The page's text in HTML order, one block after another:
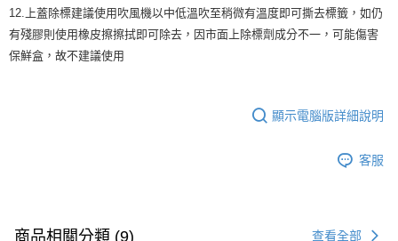
12.上蓋除標建議使用吹風機以中低溫吹至稍微有溫度即可撕去標籤，如仍
有殘膠則使用橡皮擦擦拭即可除去，因市面上除標劑成分不一，可能傷害
保鮮盒，故不建議使用
顯示電腦版詳細說明
客服
商品相關分類 (9) 查看全部